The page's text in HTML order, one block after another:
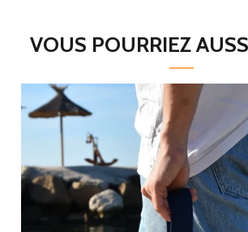
VOUS POURRIEZ